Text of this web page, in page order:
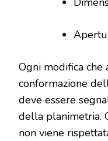
Ogni modifica
conformazione
deve essere
della planimetria.
non viene